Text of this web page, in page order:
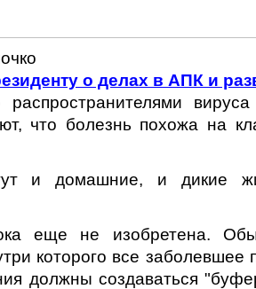
о делах в АПК и
распространителями
что болезнь похожа на
и домашние, и дикие
еще не изобретена.
которого все
должны создаваться